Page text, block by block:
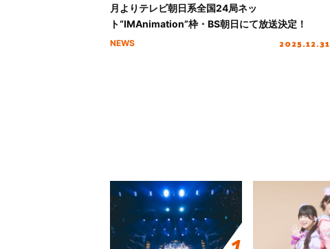
月よりテレビ朝日系全国24局ネッ
ト“IMAnimation”枠・BS朝日にて放送決定！
NEWS 2025.12.31